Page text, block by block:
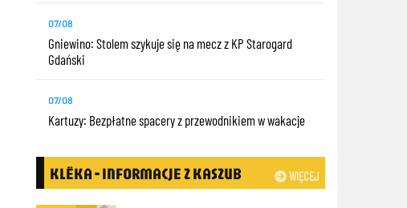
07/08
Gniewino: Stolem szykuje się na mecz z KP Starogard
Gdański
07/08
Kartuzy: Bezpłatne spacery z przewodnikiem w wakacje
WIĘCEJ
KLËKA - INFORMACJE Z KASZUB